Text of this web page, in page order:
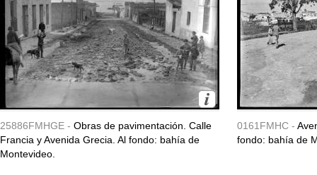
25886FMHGE - Obras de pavimentación. Calle
Francia y Avenida Grecia. Al fondo: bahía de
Montevideo.
0161FMHC -
fondo: bahía de